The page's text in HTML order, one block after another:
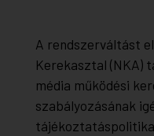
A rendszerváltást
Kerekasztal (NKA)
média működési
szabályozásának
tájékoztatáspolitika